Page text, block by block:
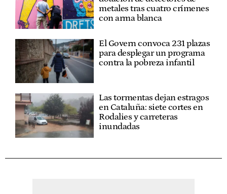
metales tras cuatro crímenes
con arma blanca
El Govern convoca 231 plazas
para desplegar un programa
contra la pobreza infantil
Las tormentas dejan estragos
en Cataluña: siete cortes en
Rodalies y carreteras
inundadas